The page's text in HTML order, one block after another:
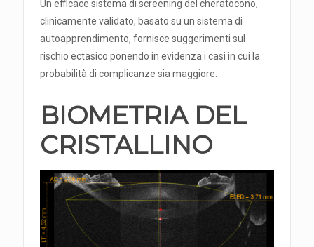
Un efficace sistema di screening del cheratocono,
clinicamente validato, basato su un sistema di
autoapprendimento, fornisce suggerimenti sul
rischio ectasico ponendo in evidenza i casi in cui la
probabilità di complicanze sia maggiore.
BIOMETRIA DEL
CRISTALLINO